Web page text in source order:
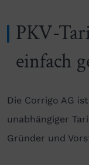
PKV-
einfach
Die Corrigo AG
unabhängiger
Gründer und